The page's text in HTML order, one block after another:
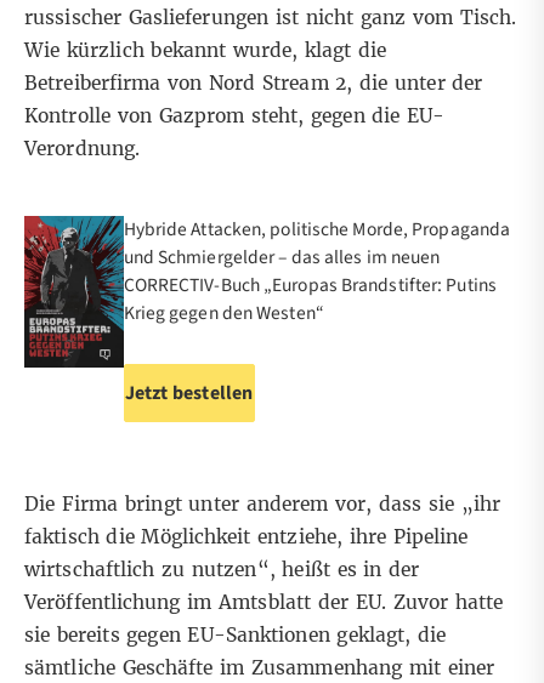
russischer Gaslieferungen ist nicht ganz vom Tisch.
Wie kürzlich bekannt wurde, klagt die
Betreiberfirma von Nord Stream 2, die unter der
Kontrolle von Gazprom steht, gegen die EU-
Verordnung.
Hybride Attacken, politische Morde, Propaganda
und Schmiergelder – das alles im neuen
CORRECTIV-Buch „Europas Brandstifter: Putins
Krieg gegen den Westen“
Jetzt bestellen
Die Firma bringt unter anderem vor, dass sie „ihr
faktisch die Möglichkeit entziehe, ihre Pipeline
wirtschaftlich zu nutzen“, heißt es in der
Veröffentlichung im Amtsblatt der EU. Zuvor hatte
sie bereits gegen EU-Sanktionen geklagt, die
sämtliche Geschäfte im Zusammenhang mit einer